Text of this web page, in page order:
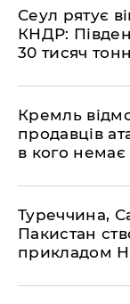
​Сеул рятує
КНДР:
30 тисяч
​Кремль
продавців
в кого
​Туреччина,
Пакистан
прикладом